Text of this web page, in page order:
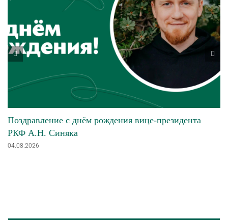
Поздравление с днём рождения вице-президента
РКФ А.Н. Синяка
04.08.2026